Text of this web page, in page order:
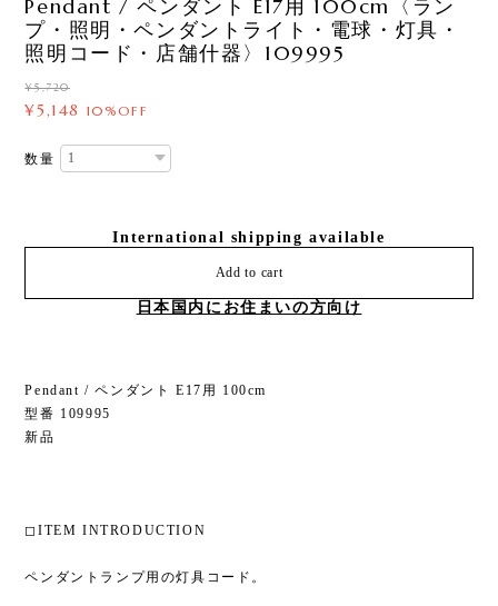
Pendant / ペンダント E17用 100cm〈ラン
プ・照明・ペンダントライト・電球・灯具・
照明コード・店舗什器〉109995
¥5,720
¥5,148 10%OFF
数量
International shipping available
Add to cart
日本国内にお住まいの方向け
Pendant / ペンダント E17用 100cm
型番 109995
新品
◻︎ITEM INTRODUCTION
ペンダントランプ用の灯具コード。